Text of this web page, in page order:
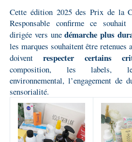
Cette édition 2025 des Prix de la
Responsable confirme ce souhait
dirigée vers unedémarche plus
les marques souhaitent être retenues
doiventrespecter certains
composition, les labels,
environnemental, l’engagement de
sensorialité.